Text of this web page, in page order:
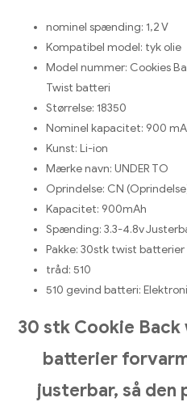
nominel spænding: 1,2 V
Kompatibel model: tyk olie
Model nummer: Cookies
Twist batteri
Størrelse: 18350
Nominel kapacitet: 900
Kunst: Li-ion
Mærke navn: UNDER TO
Oprindelse: CN
Kapacitet: 900mAh
Spænding: 3.3-4.8v
Pakke: 30stk twist batterier
tråd: 510
510 gevind batteri:
30 stk Cookie
batterier
justerbar, så den